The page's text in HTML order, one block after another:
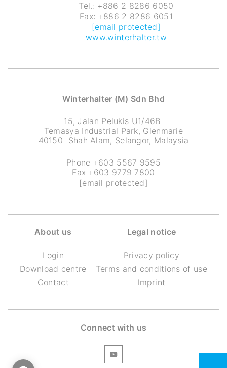
Tel.: +886 2 8286 6050
Fax: +886 2 8286 6051
[email protected]
www.winterhalter.tw
Winterhalter (M) Sdn Bhd
15, Jalan Pelukis U1/46B
Temasya Industrial Park, Glenmarie
40150 Shah Alam, Selangor, Malaysia
Phone +603 5567 9595
Fax +603 9779 7800
[email protected]
About us
Login
Download centre
Contact
Legal notice
Privacy policy
Terms and conditions of use
Imprint
Connect with us